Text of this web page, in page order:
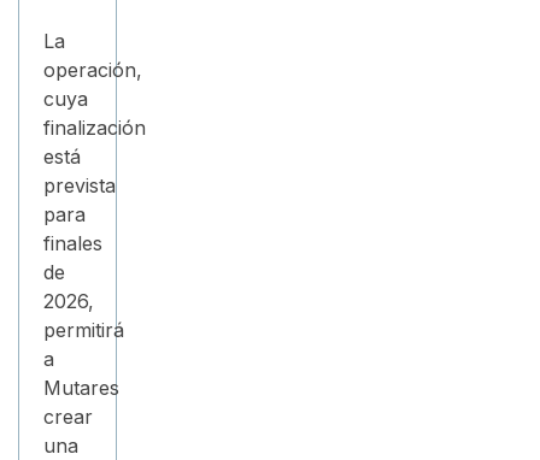
La
operación,
cuya
finalización
está
prevista
para
finales
de
2026,
permitirá
a
Mutares
crear
una